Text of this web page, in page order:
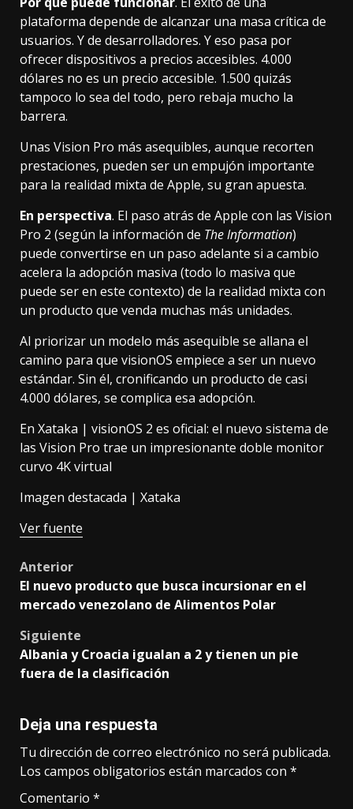
plataforma depende de alcanzar una masa crítica de
usuarios. Y de desarrolladores. Y eso pasa por
ofrecer dispositivos a precios accesibles. 4.000
dólares no es un precio accesible. 1.500 quizás
tampoco lo sea del todo, pero rebaja mucho la
barrera.
Unas Vision Pro más asequibles, aunque recorten
prestaciones, pueden ser un empujón importante
para la realidad mixta de Apple, su gran apuesta.
En perspectiva. El paso atrás de Apple con las Vision
Pro 2 (según la información de The Information)
puede convertirse en un paso adelante si a cambio
acelera la adopción masiva (todo lo masiva que
puede ser en este contexto) de la realidad mixta con
un producto que venda muchas más unidades.
Al priorizar un modelo más asequible se allana el
camino para que visionOS empiece a ser un nuevo
estándar. Sin él, cronificando un producto de casi
4.000 dólares, se complica esa adopción.
En Xataka | visionOS 2 es oficial: el nuevo sistema de
las Vision Pro trae un impresionante doble monitor
curvo 4K virtual
Imagen destacada | Xataka
Ver fuente
Post
navigation
Anterior
El nuevo producto que busca incursionar en el
mercado venezolano de Alimentos Polar
Siguiente
Albania y Croacia igualan a 2 y tienen un pie
fuera de la clasificación
Deja una respuesta
Tu dirección de correo electrónico no será publicada.
Los campos obligatorios están marcados con *
Comentario *